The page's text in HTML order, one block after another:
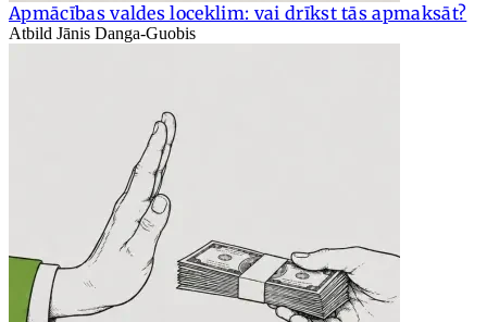
Apmācības valdes loceklim: vai drīkst tās apmaksāt?
Atbild Jānis Danga-Guobis